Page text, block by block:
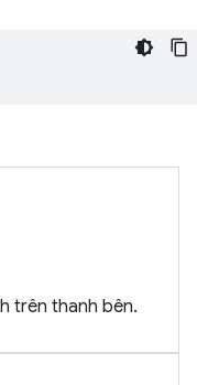
trên thanh bên.